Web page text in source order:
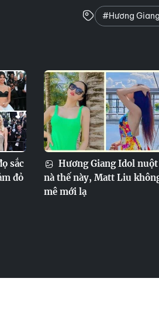
#Hương
sắc
đỏ
Hương Giang Idol nuột
nà thế này, Matt Liu
mê mới lạ